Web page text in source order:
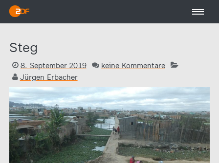
Steg
8. September 2019
keine Kommentare
Jürgen Erbacher